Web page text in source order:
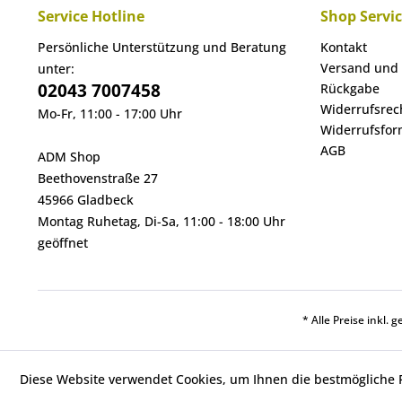
Service Hotline
Persönliche Unterstützung und Beratung
unter:
02043 7007458
Mo-Fr, 11:00 - 17:00 Uhr
ADM Shop
Beethovenstraße 27
45966 Gladbeck
Montag Ruhetag, Di-Sa, 11:00 - 18:00 Uhr
geöffnet
Shop
Kontakt
Versand
Rückgabe
AGB
* Alle Preise inkl.
Diese Website verwendet Cookies, um Ihnen die